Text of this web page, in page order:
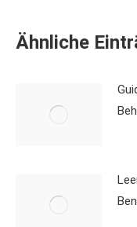
Ähnliche